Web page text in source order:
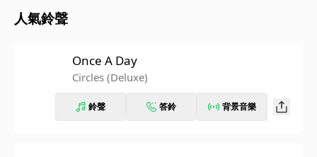
人氣鈴聲
Once A Day
Circles (Deluxe)
鈴聲 答鈴 背景音樂